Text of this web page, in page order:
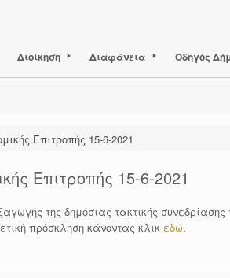
Διοίκηση Διαφάνεια Οδηγός
Επιτροπής 15-6-2021
Επιτροπής 15-6-2021
της δημόσιας τακτικής
πρόσκληση κάνοντας κλικ εδώ.